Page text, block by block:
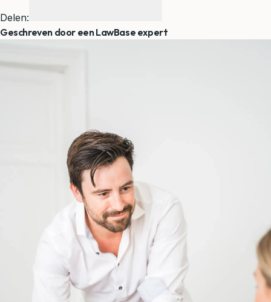
Delen:
Geschreven door een LawBase expert